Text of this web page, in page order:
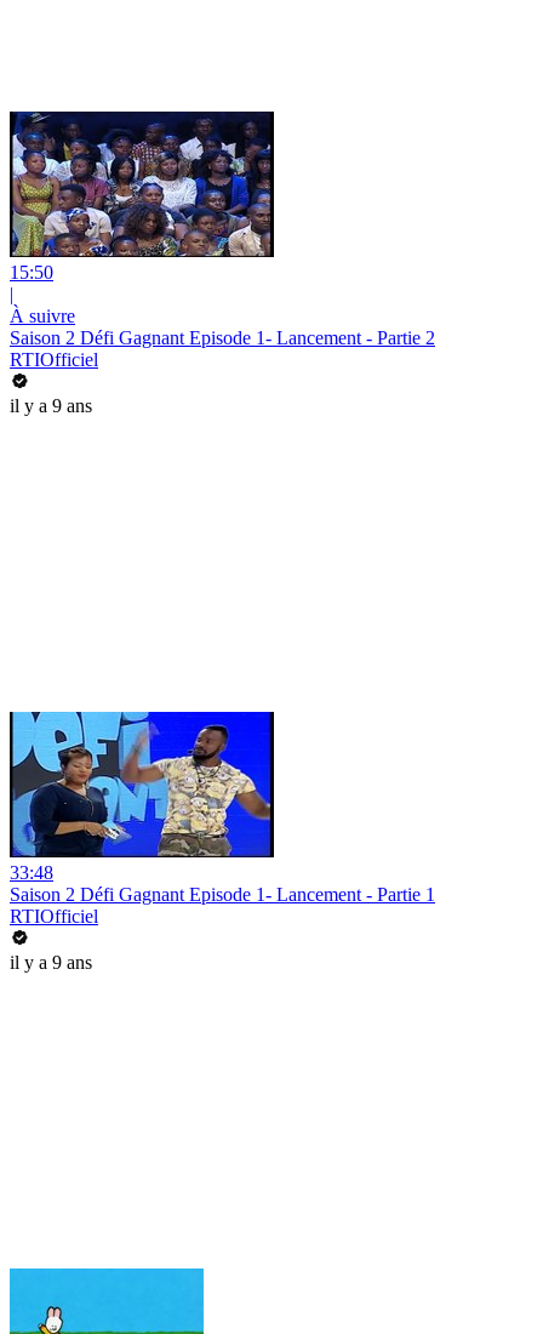
15:50
|
À suivre
Saison 2 Défi Gagnant Episode 1- Lancement - Partie 2
RTIOfficiel
il y a 9 ans
33:48
Saison 2 Défi Gagnant Episode 1- Lancement - Partie 1
RTIOfficiel
il y a 9 ans